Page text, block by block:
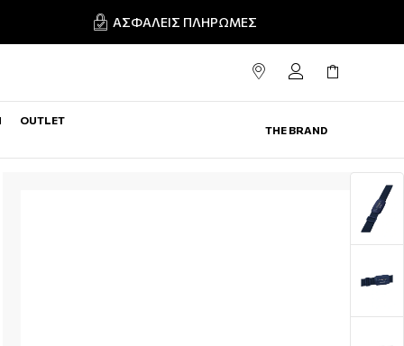
ΑΣΦΑΛΕΊΣ ΠΛΗΡΩΜΈΣ
OUTLET
THE BRAND